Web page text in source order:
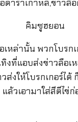
คิมซูฮยอน
หล่านั้น พวกโบรก
งที่แอบส่งข่าวลือเ
ส่งให้โบรกเกอร์ได้
ล้วเอามาใส่สีตีไข่ก่